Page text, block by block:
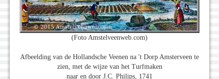
(Foto Amstelveenweb.com)
Afbeelding van de Hollandsche Veenen na 't Dorp Amsterveen te
zien, met de wijze van het Turfmaken
naar en door J.C. Philips, 1741